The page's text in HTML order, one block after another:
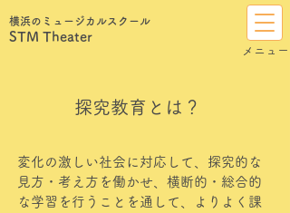
横浜のミュージカルスクール
STM Theater
​メニュー
探究教育とは？
変化の激しい社会に対応して、探究的な
見方・考え方を働かせ、横断的・総合的
な学習を行うことを通して、よりよく課